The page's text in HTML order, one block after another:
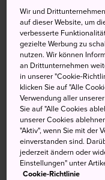
Die Burg Tateyama
Meter hohen Hügel
historische Ort bietet
Umland.
Kurzinfo
Die heutige Burg
Maruoka-Burg
über ihr
Der die Burg
Wir und
auf dieser Website, um
verbesserte
gezielte Werbung zu
nutzen. Wir können
an Drittunternehmen
in unserer "Cookie-
klicken Sie auf "Alle
Verwendung aller
Sie auf "Alle Cookies
unserer Cookies
"Aktiv", wenn Sie mit der
einverstanden sind.
jederzeit ändern oder
Einstellungen" unter
Cookie-Richtlinie